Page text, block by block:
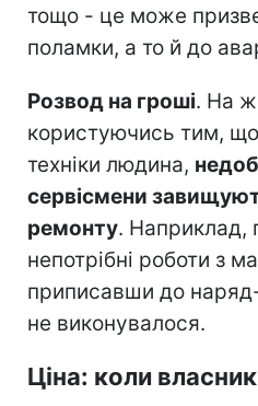
тощо - це може
поламки, а то й до
Розвод на гроші. На
користуючись тим,
техніки людина,
сервісмени
ремонту. Наприклад,
непотрібні роботи з
приписавши до
не виконувалося.
Ціна: коли